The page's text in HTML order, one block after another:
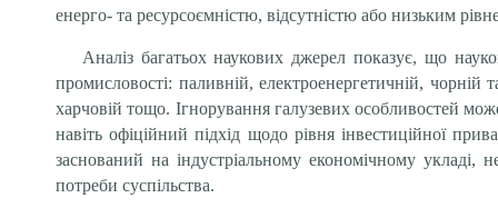
енерго- та ресурсоємністю, відсутністю або низьким
Аналіз багатьох наукових джерел показує, що
промисловості: паливній, електроенергетичній, чорній
харчовій тощо. Ігнорування галузевих особливостей
навіть офіційний підхід щодо рівня інвестиційної
заснований на індустріальному економічному укладі,
потреби суспільства.